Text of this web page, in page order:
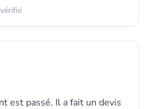
est passé. Il a fait un devis